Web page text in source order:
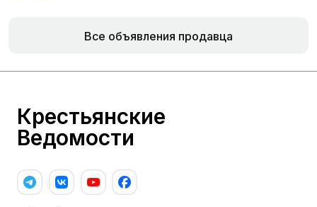
Все объявления продавца
Крестьянские
Ведомости